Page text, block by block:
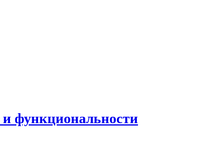
функциональности